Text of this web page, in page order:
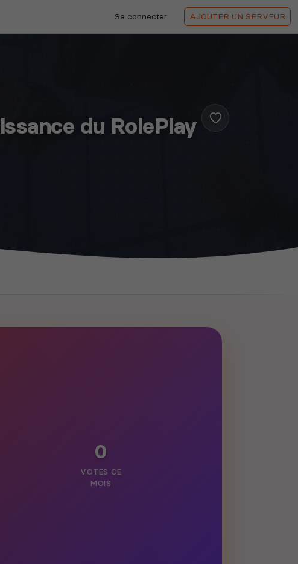
Se connecter AJOUTER UN SERVEUR
du RolePlay
0
VOTES CE
MOIS